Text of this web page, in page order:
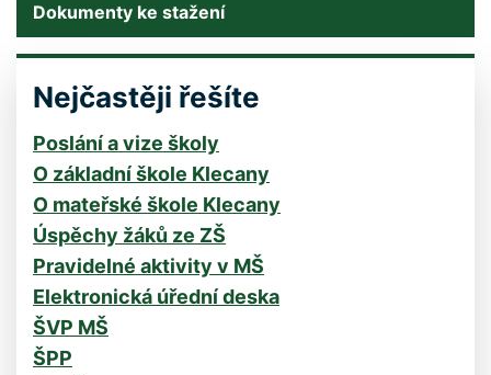
Dokumenty ke stažení
Nejčastěji řešíte
Poslání a vize školy
O základní škole Klecany
O mateřské škole Klecany
Úspěchy žáků ze ZŠ
Pravidelné aktivity v MŠ
Elektronická úřední deska
ŠVP MŠ
ŠPP